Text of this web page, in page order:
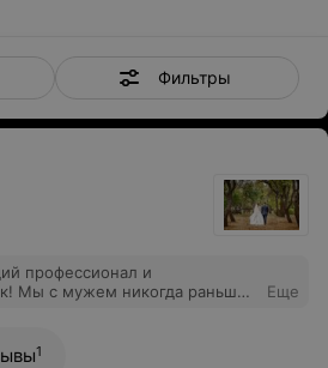
Фильтры
профессионал и
Мы с мужем никогда раньше
благодаря
советам во время
Еще
1